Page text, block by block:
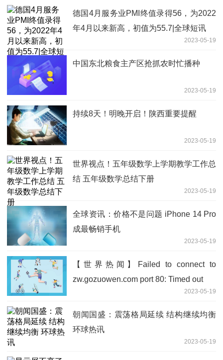
德国4月服务业PMI终值录得56，为2022
年4月以来新高，初值为55.7|全球短讯
2023-05-19
中国东北粮食主产区抢抓农时忙播种
2023-05-19
持续8天！明晚开启！陕西重要提醒
2023-05-19
世界视点！五年级数学上学期教学工作总
结 五年级数学总结下册
2023-05-19
全球资讯：价格不是问题 iPhone 14 Pro
成最畅销手机
2023-05-19
【世界热闻】Failed to connect to
zw.gozuowen.com port 80: Timed out
2023-05-19
朝闻国盛：震荡格局延续 结构继续均衡
环球热讯
2023-05-19